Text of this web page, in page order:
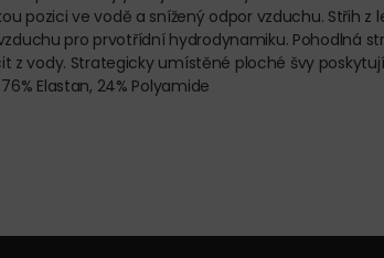
pozici ve vodě a snížený odpor vzduchu. Střih z
pro prvotřídní hydrodynamiku. Pohodlná
Strategicky umístěné ploché švy poskytují
Elastan, 24% Polyamide